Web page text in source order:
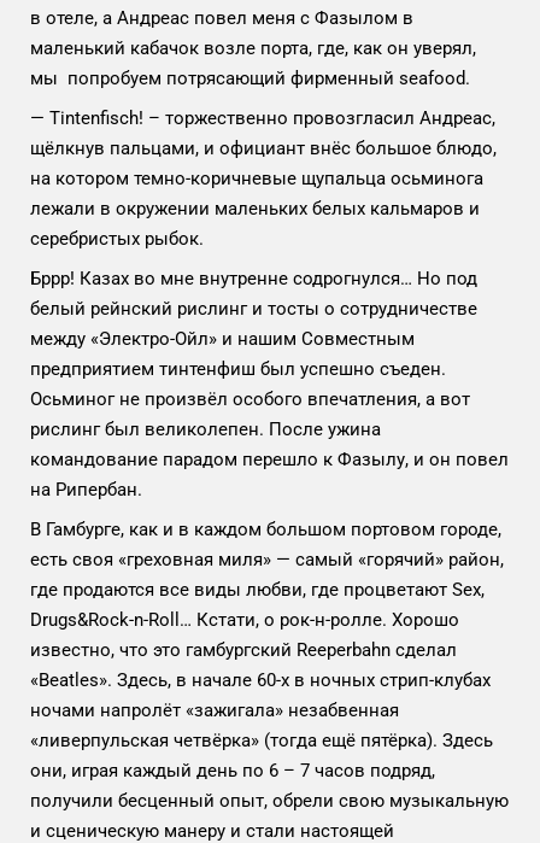
в отеле, а Андреас повел меня с Фазылом в
маленький кабачок возле порта, где, как он уверял,
мы попробуем потрясающий фирменный seafood.
— Tintenfisch! – торжественно провозгласил Андреас,
щёлкнув пальцами, и официант внёс большое блюдо,
на котором темно-коричневые щупальца осьминога
лежали в окружении маленьких белых кальмаров и
серебристых рыбок.
Бррр! Казах во мне внутренне содрогнулся… Но под
белый рейнский рислинг и тосты о сотрудничестве
между «Электро-Ойл» и нашим Совместным
предприятием тинтенфиш был успешно съеден.
Осьминог не произвёл особого впечатления, а вот
рислинг был великолепен. После ужина
командование парадом перешло к Фазылу, и он повел
на Рипербан.
В Гамбурге, как и в каждом большом портовом городе,
есть своя «греховная миля» — самый «горячий» район,
где продаются все виды любви, где процветают Sex,
Drugs&Rock-n-Roll… Кстати, о рок-н-ролле. Хорошо
известно, что это гамбургский Reeperbahn сделал
«Beatles». Здесь, в начале 60-х в ночных стрип-клубах
ночами напролёт «зажигала» незабвенная
«ливерпульская четвёрка» (тогда ещё пятёрка). Здесь
они, играя каждый день по 6 – 7 часов подряд,
получили бесценный опыт, обрели свою музыкальную
и сценическую манеру и стали настоящей